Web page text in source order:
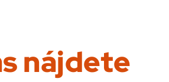
nájdete